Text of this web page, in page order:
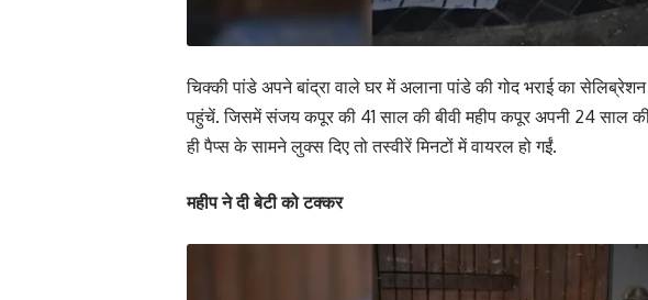
चिक्की पांडे अपने बांद्रा वाले घर मेंअलाना पांडे की गोद भराईका सेलिब्रेशन
पहुंचें. जिसमें संजय कपूर की 41 साल की बीवी महीप कपूर अपनी 24 साल
ही पैप्स के सामने लुक्स दिए तो तस्वीरें मिनटों में वायरल हो गईं.
महीप ने दी बेटी को टक्कर